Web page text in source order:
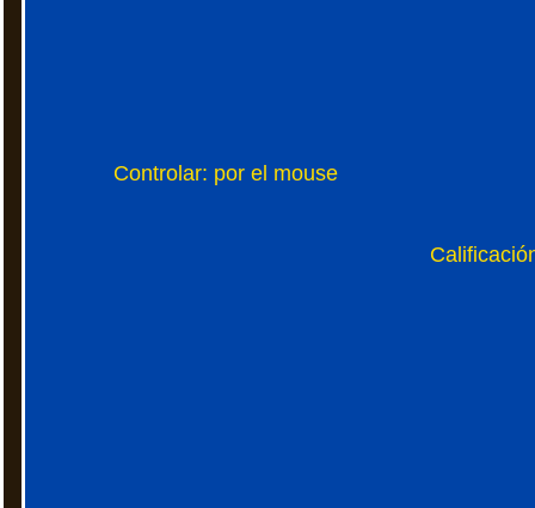
Controlar: por el mouse